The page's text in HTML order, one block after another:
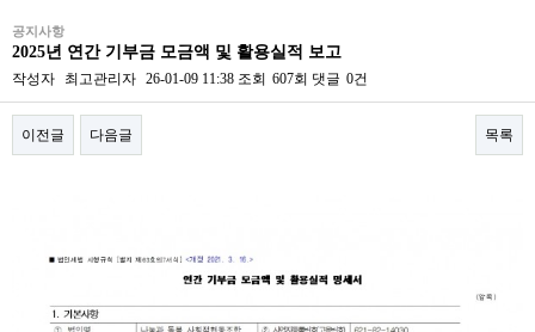
공지사항
2025년 연간 기부금 모금액 및 활용실적 보고
작성자 최고관리자 26-01-09 11:38 조회 607회 댓글 0건
이전글 다음글 목록